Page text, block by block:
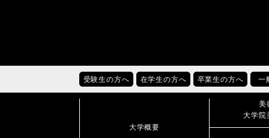
受験生の方へ 在学生の方へ 卒業生の方へ 一
大学概要
美
大学院